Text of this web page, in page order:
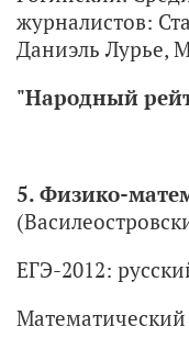
журналистов:
Даниэль Лурье,
"Народный
5. Физико-
ЕГЭ-2012:
Математический